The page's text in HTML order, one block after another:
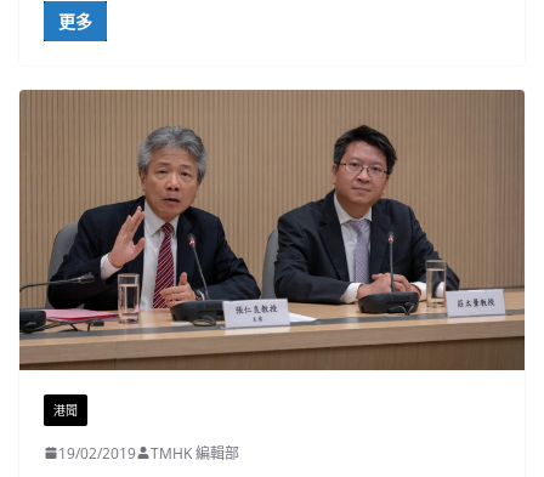
更多
港聞
19/02/2019 TMHK 編輯部